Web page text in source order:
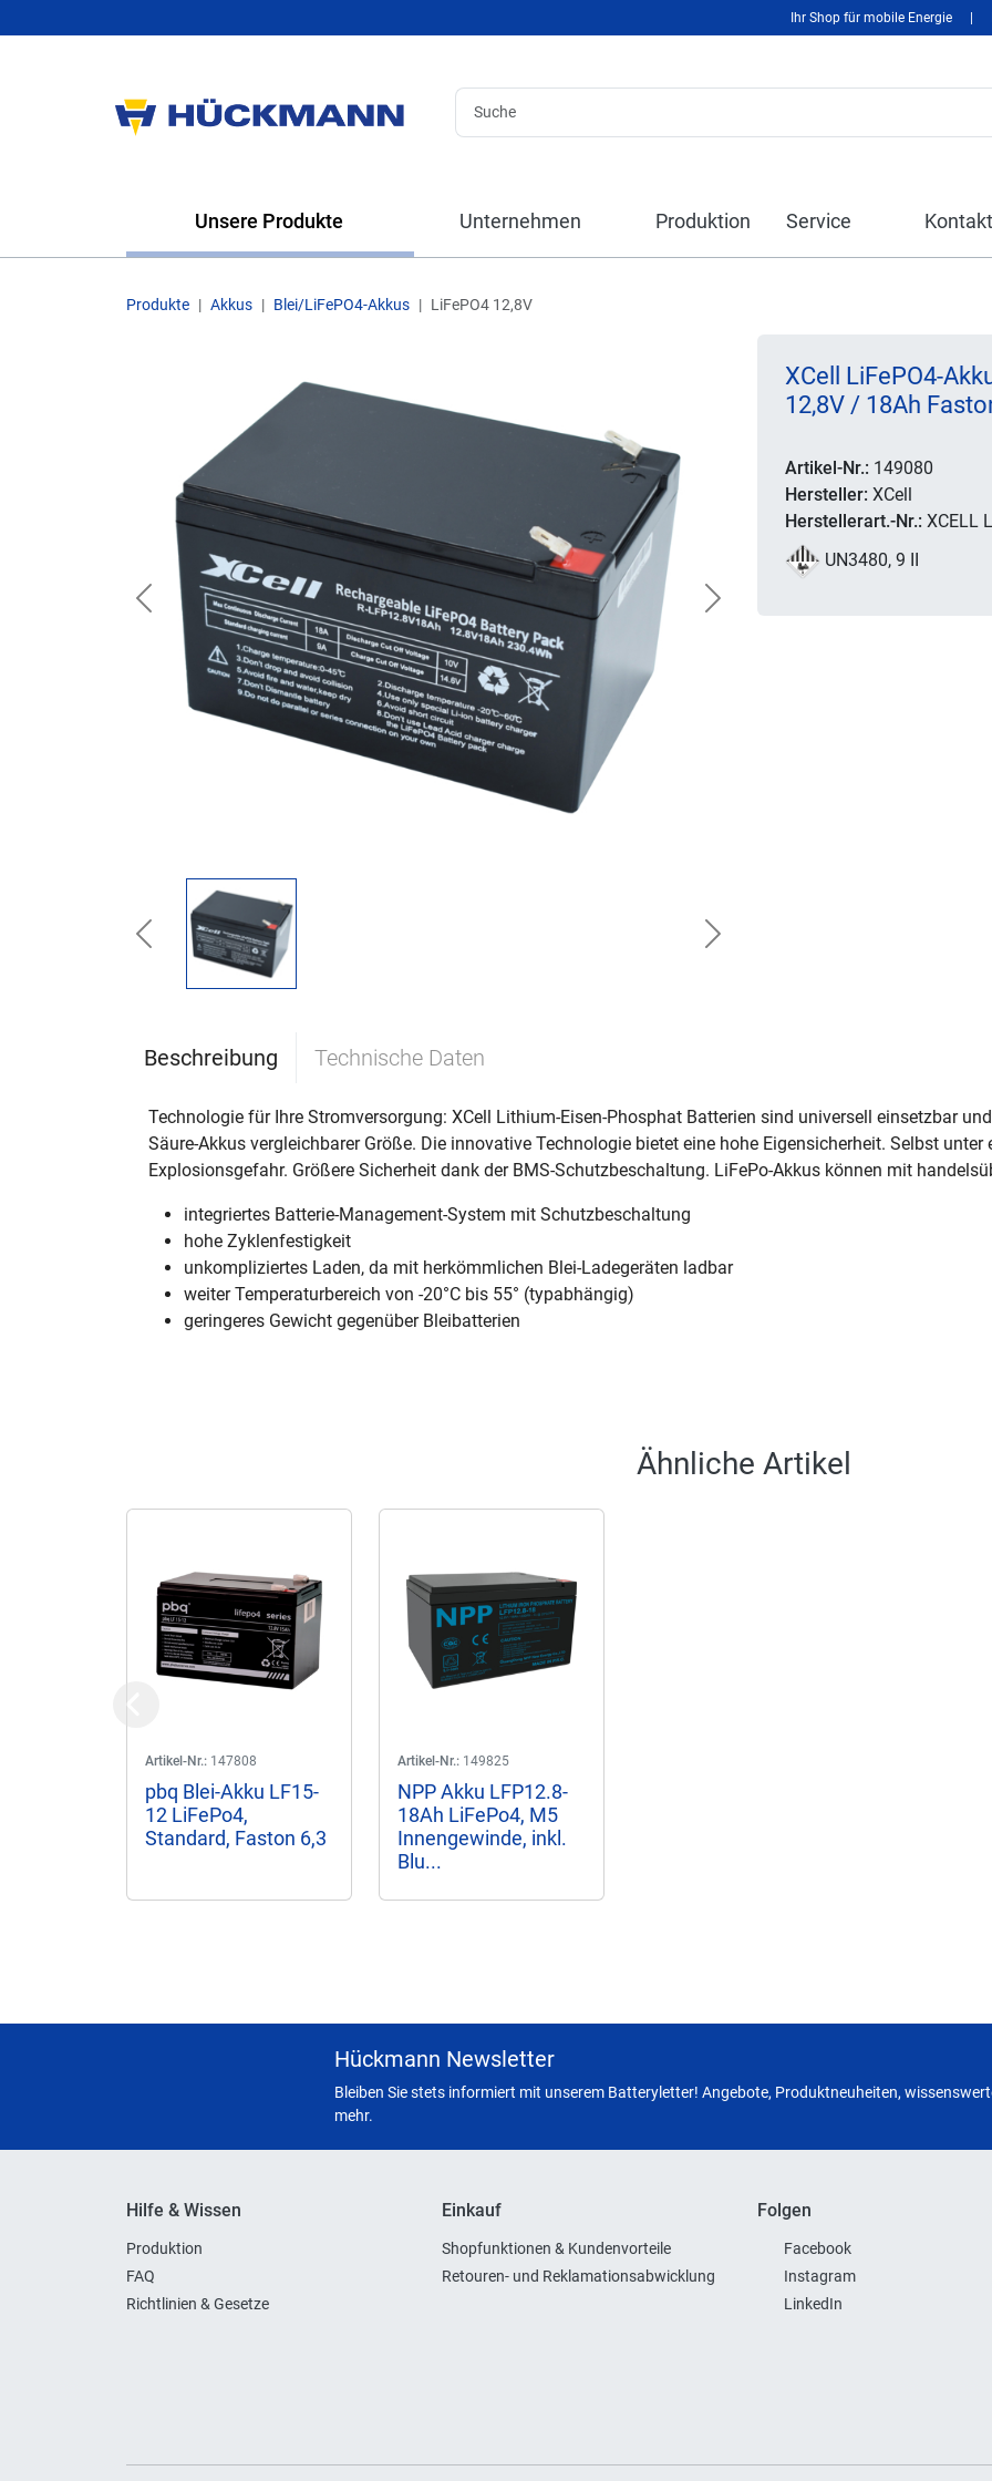
Ihr Shop für mobile Energie
Unsere Produkte Unternehmen Produktion Service Kontakt
Produkte Akkus Blei/LiFePO4-Akkus LiFePO4 12,8V
Previous Next
Previous Next
XCell LiFePO4-
12,8V / 18Ah
Artikel-Nr.: 149080
Hersteller: XCell
Herstellerart.-Nr.: XCELL
UN3480, 9 II
Beschreibung Technische Daten
Technologie für Ihre Stromversorgung: XCell Lithium-Eisen-Phosphat Batterien sind universell einsetzbar
Säure-Akkus vergleichbarer Größe. Die innovative Technologie bietet eine hohe Eigensicherheit. Selbst
Explosionsgefahr. Größere Sicherheit dank der BMS-Schutzbeschaltung. LiFePo-Akkus können mit
integriertes Batterie-Management-System mit Schutzbeschaltung
hohe Zyklenfestigkeit
unkompliziertes Laden, da mit herkömmlichen Blei-Ladegeräten ladbar
weiter Temperaturbereich von -20°C bis 55° (typabhängig)
geringeres Gewicht gegenüber Bleibatterien
Ähnliche Artikel
Artikel-Nr.: 147808
pbq Blei-Akku LF15-
12 LiFePo4,
Standard, Faston 6,3
Artikel-Nr.: 149825
NPP Akku LFP12.8-
18Ah LiFePo4, M5
Innengewinde, inkl.
Blu...
Hückmann Newsletter
Bleiben Sie stets informiert mit unserem Batteryletter! Angebote, Produktneuheiten,
mehr.
Hilfe & Wissen
Produktion
FAQ
Richtlinien & Gesetze
Einkauf
Shopfunktionen & Kundenvorteile
Retouren- und Reklamationsabwicklung
Folgen
Facebook
Instagram
LinkedIn